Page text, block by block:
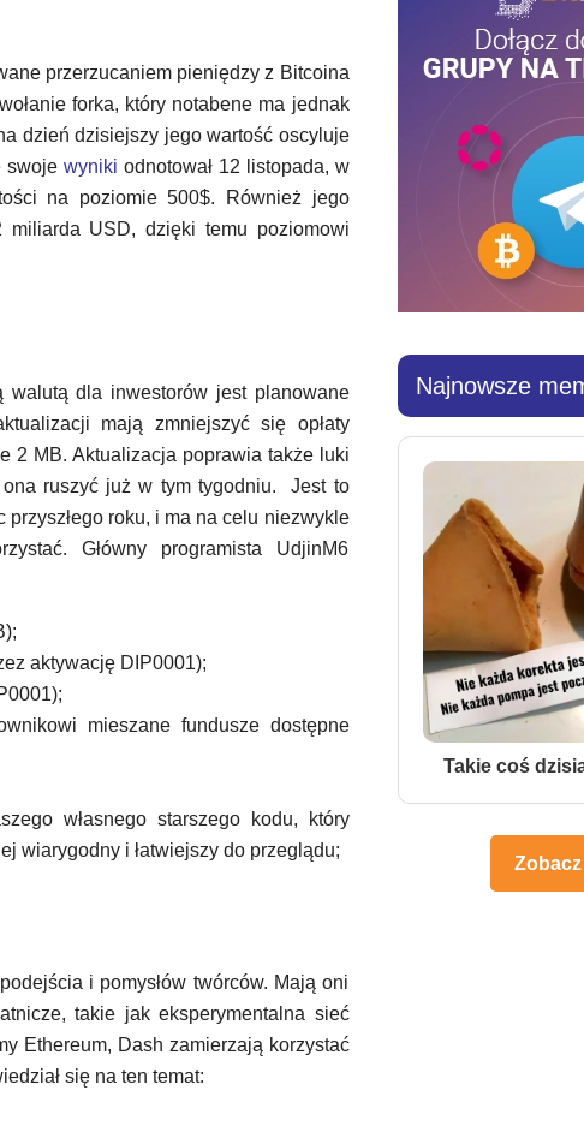
przerzucaniem pieniędzy z Bitcoina
forka, który notabene ma jednak
dzień dzisiejszy jego wartość oscyluje
swojewyniki odnotował 12 listopada, w
na poziomie 500$. Również jego
miliarda USD, dzięki temu poziomowi
walutą dla inwestorów jest planowane
mają zmniejszyć się opłaty
2 MB. Aktualizacja poprawia także luki
ona ruszyć już w tym tygodniu. Jest to
roku, i ma na celu niezwykle
Główny programista UdjinM6
aktywację DIP0001);
mieszane fundusze dostępne
własnego starszego kodu, który
wiarygodny i łatwiejszy do przeglądu;
i pomysłów twórców. Mają oni
takie jak eksperymentalna sieć
Ethereum, Dash zamierzają korzystać
się na ten temat:
Najnowsze
Takie coś